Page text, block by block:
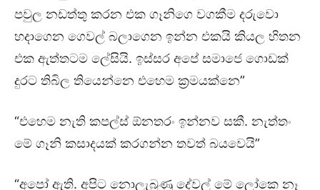
පවුල නඩත්තු කරන එක ගෑනිගෙ වගකීම දරුවො
හදාගෙන ගෙවල් බලාගෙන ඉන්න එකයි කියල හිතන
එක ඇත්තටම ලේසියි. ඉස්සර අපේ සමාජෙ ගොඩක්
දුරට තිබිල තියෙන්නෙ එහෙම ක්‍රමයක්නෙ”
“එහෙම නැති කපල්ස් ඕනතරං ඉන්නව සකී. නැත්තං
මේ ගෑනි කසාදයක් කරගන්න තවත් බයවෙයි”
“අපෝ ඇති. අපිට නොලැබුණු දේවල් මේ ලෝකෙ නෑ